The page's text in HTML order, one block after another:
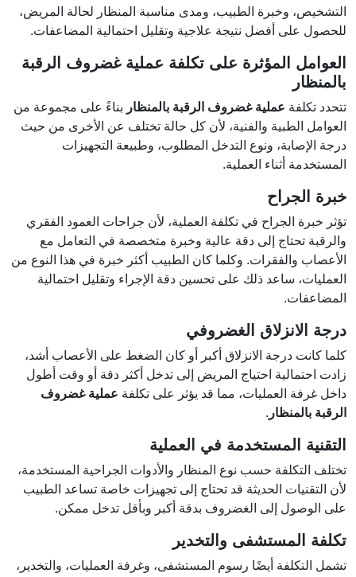
التشخيص، وخبرة الطبيب، ومدى مناسبة المنظار لحالة المريض،
للحصول على أفضل نتيجة علاجية وتقليل احتمالية المضاعفات.
العوامل المؤثرة على تكلفة عملية غضروف الرقبة
بالمنظار
تتحدد تكلفة عملية غضروف الرقبة بالمنظار بناءً على مجموعة من
العوامل الطبية والفنية، لأن كل حالة تختلف عن الأخرى من حيث
درجة الإصابة، ونوع التدخل المطلوب، وطبيعة التجهيزات
المستخدمة أثناء العملية.
خبرة الجراح
تؤثر خبرة الجراح في تكلفة العملية، لأن جراحات العمود الفقري
والرقبة تحتاج إلى دقة عالية وخبرة متخصصة في التعامل مع
الأعصاب والفقرات. وكلما كان الطبيب أكثر خبرة في هذا النوع من
العمليات، ساعد ذلك على تحسين دقة الإجراء وتقليل احتمالية
المضاعفات.
درجة الانزلاق الغضروفي
كلما كانت درجة الانزلاق أكبر أو كان الضغط على الأعصاب أشد،
زادت احتمالية احتياج المريض إلى تدخل أكثر دقة أو وقت أطول
داخل غرفة العمليات، مما قد يؤثر على تكلفة عملية غضروف
الرقبة بالمنظار .
التقنية المستخدمة في العملية
تختلف التكلفة حسب نوع المنظار والأدوات الجراحية المستخدمة،
لأن التقنيات الحديثة قد تحتاج إلى تجهيزات خاصة تساعد الطبيب
على الوصول إلى الغضروف بدقة أكبر وبأقل تدخل ممكن.
تكلفة المستشفى والتخدير
تشمل التكلفة أيضًا رسوم المستشفى، وغرفة العمليات، والتخدير،